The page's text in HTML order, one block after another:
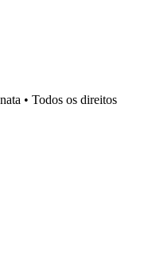
• Todos os direitos